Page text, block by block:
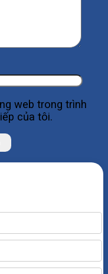
web trong trình
của tôi.